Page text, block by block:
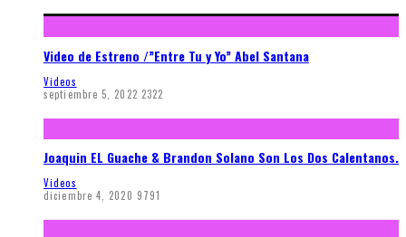
Video de Estreno /”Entre Tu y Yo” Abel Santana
Videos
septiembre 5, 2022 2322
Joaquin EL Guache & Brandon Solano Son Los Dos Calentanos.
Videos
diciembre 4, 2020 9791